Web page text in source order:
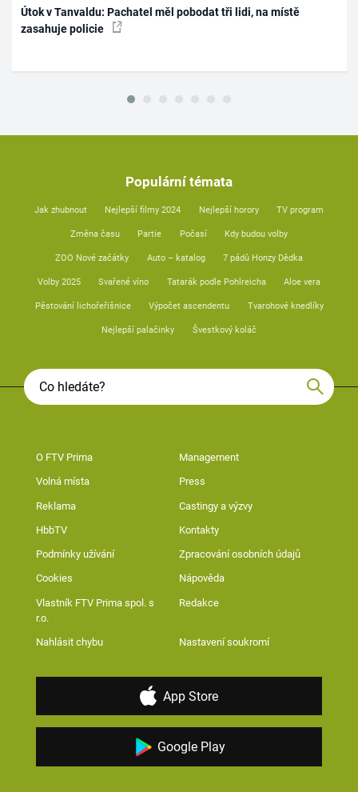
Útok v Tanvaldu: Pachatel měl pobodat tři lidi, na místě
zasahuje policie
Populární témata
Jak zhubnout Nejlepší filmy 2024 Nejlepší horory TV program
Změna času Partie Počasí Kdy budou volby
ZOO Nové začátky Auto – katalog 7 pádů Honzy Dědka
Volby 2025 Svařené víno Tatarák podle Pohlreicha Aloe vera
Pěstování lichořeřišnice Výpočet ascendentu Tvarohové knedlíky
Nejlepší palačinky Švestkový koláč
O FTV Prima Management
Volná místa Press
Reklama Castingy a výzvy
HbbTV Kontakty
Podmínky užívání Zpracování osobních údajů
Cookies Nápověda
Vlastník FTV Prima spol. s
r.o.
Redakce
Nahlásit chybu Nastavení soukromí
App Store
Google Play